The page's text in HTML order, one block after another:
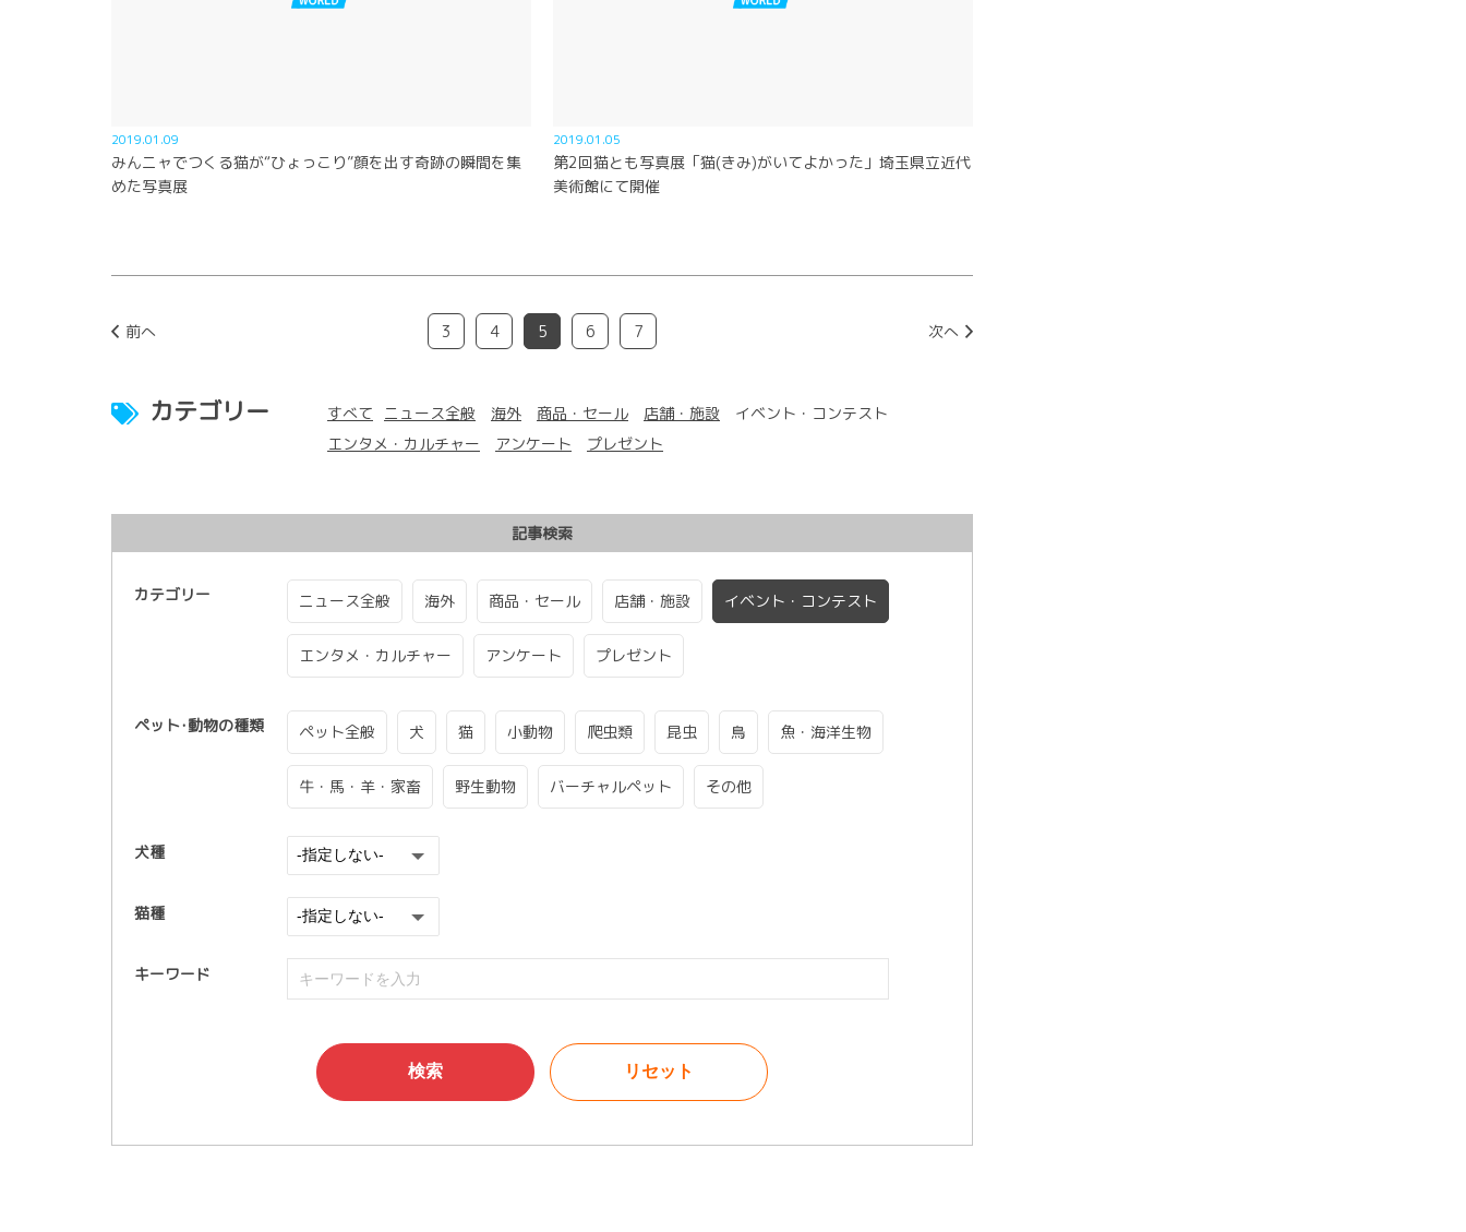
2019.01.09
みんニャでつくる猫が“ひょっこり”顔を出す奇跡の瞬間を集
めた写真展
2019.01.05
第2回猫とも写真展「猫(きみ)がいてよかった」埼玉県立近代
美術館にて開催
前へ 3 4 5 6 7 次へ
カテゴリー すべて ニュース全般 海外 商品・セール 店舗・施設
イベント・コンテスト
エンタメ・カルチャー
アンケート プレゼント
記事検索
カテゴリー ニュース全般 海外 商品・セール 店舗・施設 イベント・コンテスト
エンタメ・カルチャー アンケート プレゼント
ペット･動物の種類 ペット全般 犬 猫 小動物 爬虫類 昆虫 鳥 魚・海洋生物
牛・馬・羊・家畜 野生動物 バーチャルペット その他
犬種
猫種
キーワード